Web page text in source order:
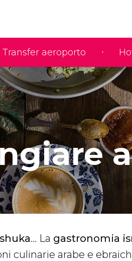
Transfer aeroporto
… La gastronomia
culinarie arabe e